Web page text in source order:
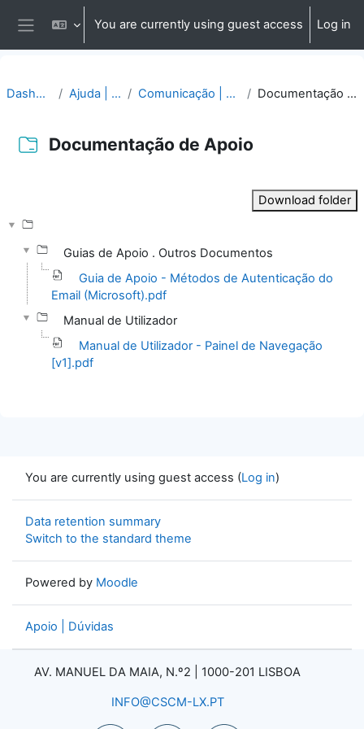
Skip to main content
Side panel
You are currently using guest access Log in
Dashboard Ajuda | Apoio Comunicação | Questões Documentação de Apoio
Documentação de Apoio
Download folder
Guias de Apoio . Outros Documentos
Guia de Apoio - Métodos de Autenticação do
Email (Microsoft).pdf
Manual de Utilizador
Manual de Utilizador - Painel de Navegação
[v1].pdf
You are currently using guest access (Log in)
Data retention summary
Switch to the standard theme
Powered by Moodle
Apoio | Dúvidas
AV. MANUEL DA MAIA, N.º2 | 1000-201 LISBOA
INFO@CSCM-LX.PT